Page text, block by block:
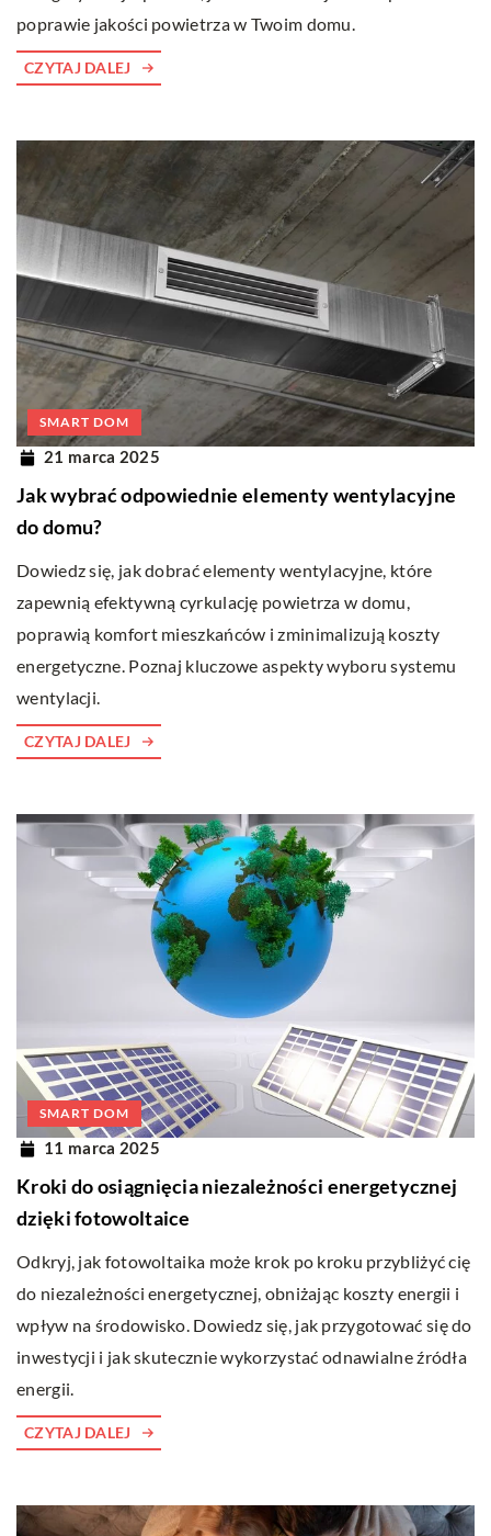
poprawie jakości powietrza w Twoim domu.
CZYTAJ DALEJ
SMART DOM
21 marca 2025
Jak wybrać odpowiednie elementy wentylacyjne
do domu?
Dowiedz się, jak dobrać elementy wentylacyjne, które
zapewnią efektywną cyrkulację powietrza w domu,
poprawią komfort mieszkańców i zminimalizują koszty
energetyczne. Poznaj kluczowe aspekty wyboru systemu
wentylacji.
CZYTAJ DALEJ
SMART DOM
11 marca 2025
Kroki do osiągnięcia niezależności energetycznej
dzięki fotowoltaice
Odkryj, jak fotowoltaika może krok po kroku przybliżyć cię
do niezależności energetycznej, obniżając koszty energii i
wpływ na środowisko. Dowiedz się, jak przygotować się do
inwestycji i jak skutecznie wykorzystać odnawialne źródła
energii.
CZYTAJ DALEJ